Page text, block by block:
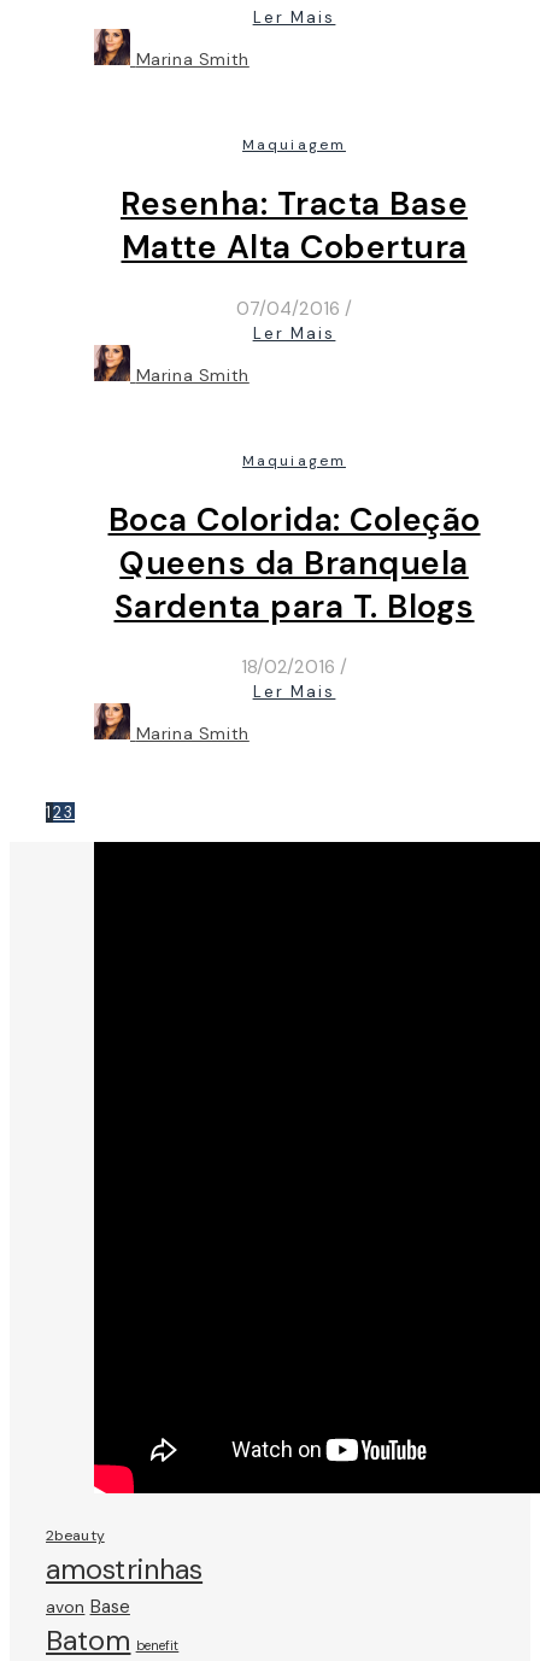
Ler Mais
Marina Smith
Maquiagem
Resenha: Tracta Base
Matte Alta Cobertura
07/04/2016 /
Ler Mais
Marina Smith
Maquiagem
Boca Colorida: Coleção
Queens da Branquela
Sardenta para T. Blogs
18/02/2016 /
Ler Mais
Marina Smith
123
2beauty
amostrinhas
avon Base
Batom benefit